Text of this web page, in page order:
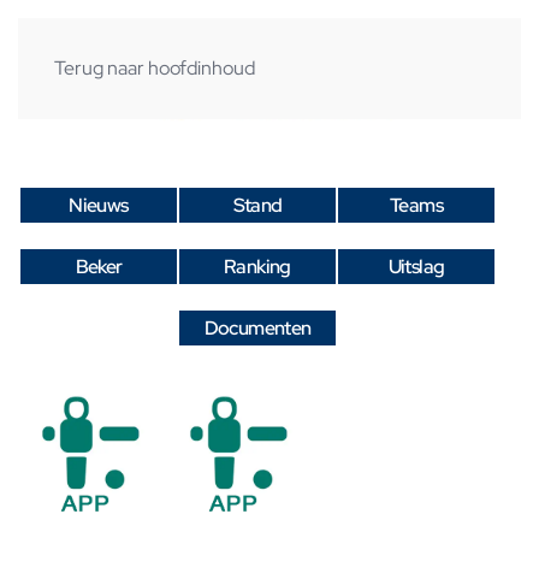
Terug naar hoofdinhoud
Nieuws Stand Teams
Beker Ranking Uitslag
Documenten